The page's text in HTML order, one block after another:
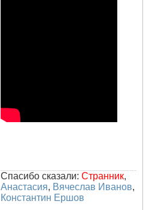
Спасибо сказали: Странник,
Анастасия, Вячеслав Иванов,
Константин Ершов